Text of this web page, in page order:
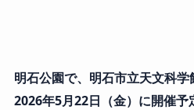
明石公園で、明石市立天文科
2026年5月22日（金）に開催予